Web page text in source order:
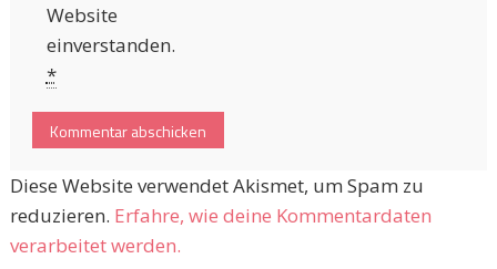
Website
einverstanden.
*
Diese Website verwendet Akismet, um Spam zu
reduzieren. Erfahre, wie deine Kommentardaten
verarbeitet werden.